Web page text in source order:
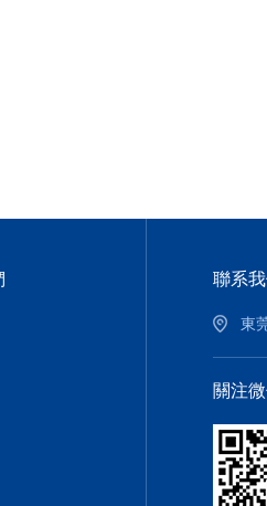
聯系
東
關注